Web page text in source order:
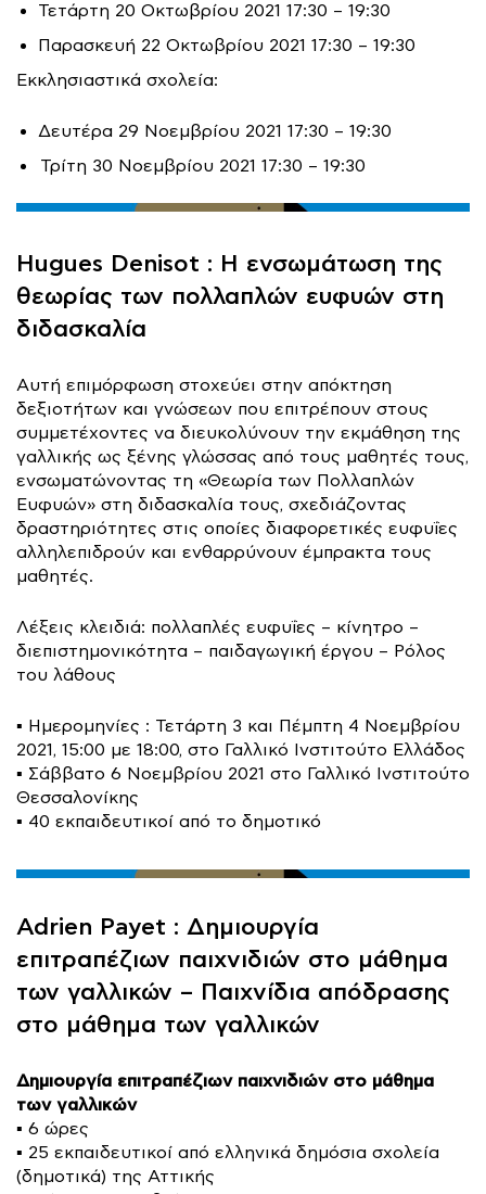
Τετάρτη 20 Οκτωβρίου 2021 17:30 – 19:30
Παρασκευή 22 Οκτωβρίου 2021 17:30 – 19:30
Εκκλησιαστικά σχολεία:
Δευτέρα 29 Νοεμβρίου 2021 17:30 – 19:30
Τρίτη 30 Νοεμβρίου 2021 17:30 – 19:30
Hugues Denisot : Η ενσωμάτωση της
θεωρίας των πολλαπλών ευφυών στη
διδασκαλία
Αυτή επιμόρφωση στοχεύει στην απόκτηση
δεξιοτήτων και γνώσεων που επιτρέπουν στους
συμμετέχοντες να διευκολύνουν την εκμάθηση της
γαλλικής ως ξένης γλώσσας από τους μαθητές τους,
ενσωματώνοντας τη «Θεωρία των Πολλαπλών
Ευφυών» στη διδασκαλία τους, σχεδιάζοντας
δραστηριότητες στις οποίες διαφορετικές ευφυΐες
αλληλεπιδρούν και ενθαρρύνουν έμπρακτα τους
μαθητές.
Λέξεις κλειδιά: πολλαπλές ευφυΐες – κίνητρο –
διεπιστημονικότητα – παιδαγωγική έργου – Ρόλος
του λάθους
▪️ Ημερομηνίες : Τετάρτη 3 και Πέμπτη 4 Νοεμβρίου
2021, 15:00 με 18:00, στο Γαλλικό Ινστιτούτο Ελλάδος
▪️ Σάββατο 6 Νοεμβρίου 2021 στο Γαλλικό Ινστιτούτο
Θεσσαλονίκης
▪️ 40 εκπαιδευτικοί από το δημοτικό
Adrien Payet : Δημιουργία
επιτραπέζιων παιχνιδιών στο μάθημα
των γαλλικών – Παιχνίδια απόδρασης
στο μάθημα των γαλλικών
Δημιουργία επιτραπέζιων παιχνιδιών στο μάθημα
των γαλλικών
▪️ 6 ώρες
▪️ 25 εκπαιδευτικοί από ελληνικά δημόσια σχολεία
(δημοτικά) της Αττικής